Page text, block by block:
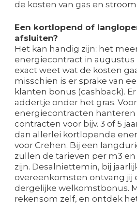
de kosten van gas en
Een kortlopend of
afsluiten?
Het kan handig zijn: het
energiecontract in augustus
exact weet wat de kosten
misschien is er sprake van
klanten bonus (cashback).
addertje onder het gras. Voor
energiecontracten hanteren
contracten voor bijv. 3 of 5
dan allerlei kortlopende
voor Crehen. Bij een
zullen de tarieven per m3
zijn. Desalniettemin, bij
overeenkomsten ontvang jij
dergelijke welkomstbonus.
rekensom zelf, en ontdek